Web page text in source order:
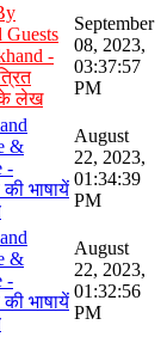
Guests
-
के लेख
September
08, 2023,
03:37:57
PM
&
-
भाषायें
August
22, 2023,
01:34:39
PM
&
-
भाषायें
August
22, 2023,
01:32:56
PM